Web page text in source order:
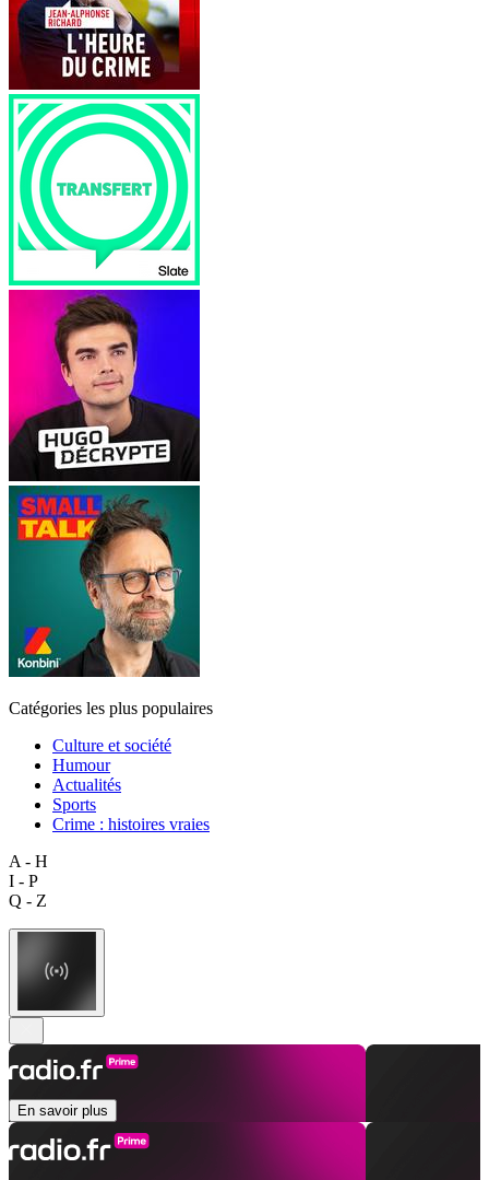
Catégories les plus populaires
Culture et société
Humour
Actualités
Sports
Crime : histoires vraies
A - H
I - P
Q - Z
En savoir plus